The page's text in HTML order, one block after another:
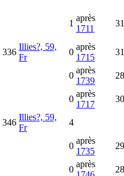
1
après
1711
336
Illies?, 59,
Fr
0
après
1715
0
après
1739
0
après
1717
346
Illies?, 59,
Fr
4
0
après
1735
0
après